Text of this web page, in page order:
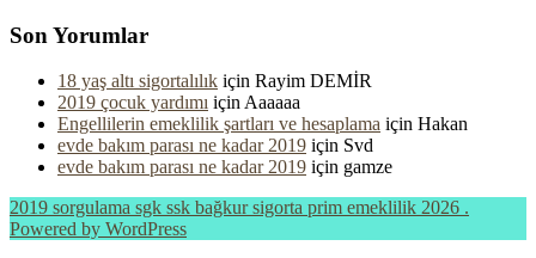
Son Yorumlar
18 yaş altı sigortalılık için Rayim DEMİR
2019 çocuk yardımı için Aaaaaa
Engellilerin emeklilik şartları ve hesaplama için Hakan
evde bakım parası ne kadar 2019 için Svd
evde bakım parası ne kadar 2019 için gamze
2019 sorgulama sgk ssk bağkur sigorta prim emeklilik 2026 .
Powered by WordPress